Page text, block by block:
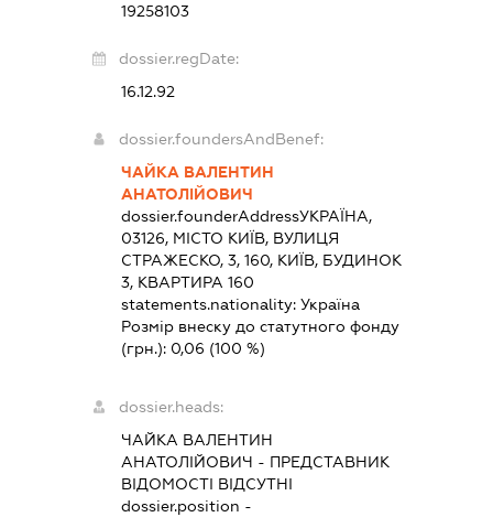
19258103
dossier.regDate:
16.12.92
dossier.foundersAndBenef:
ЧАЙКА ВАЛЕНТИН
АНАТОЛІЙОВИЧ
dossier.founderAddressУКРАЇНА,
03126, МІСТО КИЇВ, ВУЛИЦЯ
СТРАЖЕСКО, 3, 160, КИЇВ, БУДИНОК
3, КВАРТИРА 160
statements.nationality: Україна
Розмір внеску до статутного фонду
(грн.): 0,06 (100 %)
dossier.heads:
ЧАЙКА ВАЛЕНТИН
АНАТОЛІЙОВИЧ - ПРЕДСТАВНИК
ВІДОМОСТІ ВІДСУТНІ
dossier.position -